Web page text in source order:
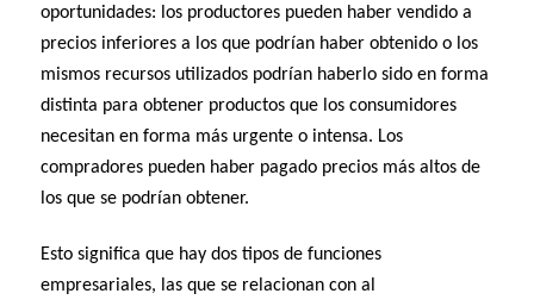
oportunidades: los productores pueden haber vendido a
precios inferiores a los que podrían haber obtenido o los
mismos recursos utilizados podrían haberlo sido en forma
distinta para obtener productos que los consumidores
necesitan en forma más urgente o intensa. Los
compradores pueden haber pagado precios más altos de
los que se podrían obtener.
Esto significa que hay dos tipos de funciones
empresariales, las que se relacionan con al